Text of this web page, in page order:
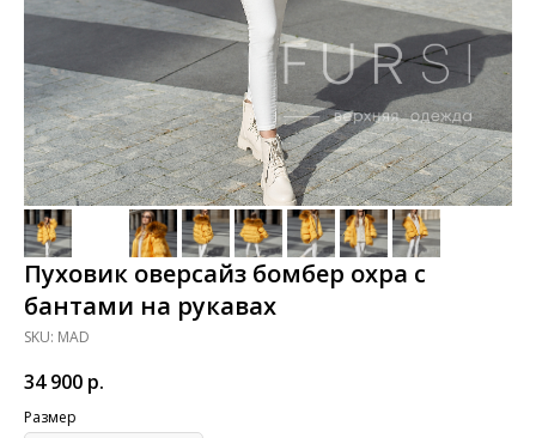
Пуховик оверсайз бомбер охра с
бантами на рукавах
SKU: MAD
34 900 р.
Размер